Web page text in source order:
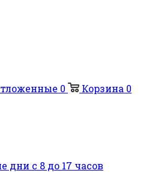
0 Корзина 0
дни с 8 до 17 часов